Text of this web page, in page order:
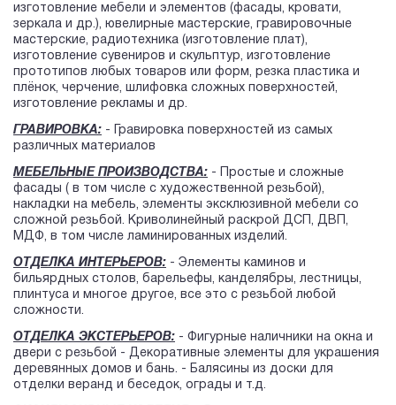
изготовление мебели и элементов (фасады, кровати,
зеркала и др.), ювелирные мастерские, гравировочные
мастерские, радиотехника (изготовление плат),
изготовление сувениров и скульптур, изготовление
прототипов любых товаров или форм, резка пластика и
плёнок, черчение, шлифовка сложных поверхностей,
изготовление рекламы и др.
ГРАВИРОВКА: - Гравировка поверхностей из самых
различных материалов
МЕБЕЛЬНЫЕ ПРОИЗВОДСТВА: - Простые и сложные
фасады ( в том числе с художественной резьбой),
накладки на мебель, элементы эксклюзивной мебели со
сложной резьбой. Криволинейный раскрой ДСП, ДВП,
МДФ, в том числе ламинированных изделий.
ОТДЕЛКА ИНТЕРЬЕРОВ: - Элементы каминов и
бильярдных столов, барельефы, канделябры, лестницы,
плинтуса и многое другое, все это с резьбой любой
сложности.
ОТДЕЛКА ЭКСТЕРЬЕРОВ: - Фигурные наличники на окна и
двери с резьбой - Декоративные элементы для украшения
деревянных домов и бань. - Балясины из доски для
отделки веранд и беседок, ограды и т.д.